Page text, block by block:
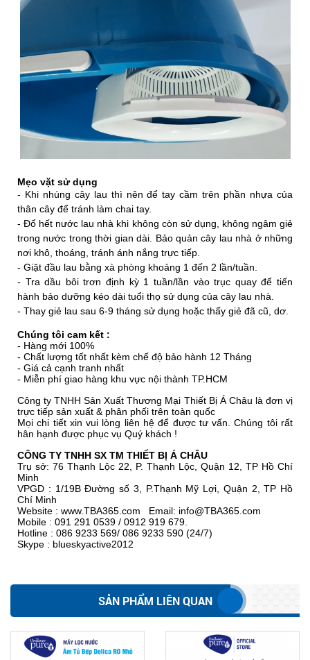
Mẹo vặt sử dụng
- Khi nhúng cây lau thì nên để tay cầm trên phần nhựa của
thân cây để tránh làm chai tay.
- Đổ hết nước lau nhà khi không còn sử dụng, không ngâm giẻ
trong nước trong thời gian dài. Bảo quản cây lau nhà ở những
nơi khô, thoáng, tránh ánh nắng trực tiếp.
- Giặt đầu lau bằng xà phòng khoảng 1 đến 2 lần/tuần.
- Tra dầu bôi trơn định kỳ 1 tuần/lần vào trục quay để tiến
hành bảo dưỡng kéo dài tuổi thọ sử dụng của cây lau nhà.
- Thay giẻ lau sau 6-9 tháng sử dụng hoặc thấy giẻ đã cũ, dơ.
Chúng tôi cam kết :
- Hàng mới 100%
- Chất lượng tốt nhất kèm chế độ bảo hành 12 Tháng
- Giá cả cạnh tranh nhất
- Miễn phí giao hàng khu vực nội thành TP.HCM
Công ty TNHH Sản Xuất Thương Mại Thiết Bị Á Châu là đơn vị
trực tiếp sản xuất & phân phối trên toàn quốc
Mọi chi tiết xin vui lòng liên hệ để được tư vấn. Chúng tôi rất
hân hạnh được phục vụ Quý khách !
CÔNG TY TNHH SX TM THIẾT BỊ Á CHÂU
Trụ sở: 76 Thạnh Lộc 22, P. Thạnh Lộc, Quận 12, TP Hồ Chí
Minh
VPGD : 1/19B Đường số 3, P.Thạnh Mỹ Lợi, Quận 2, TP Hồ
Chí Minh
Website : www.TBA365.com Email: info@TBA365.com
Mobile : 091 291 0539 / 0912 919 679.
Hotline : 086 9233 569/ 086 9233 590 (24/7)
Skype : blueskyactive2012
SẢN PHẨM LIÊN QUAN